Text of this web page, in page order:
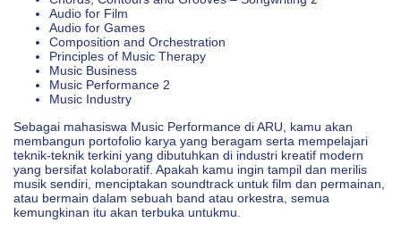
Audio for Film
Audio for Games
Composition and Orchestration
Principles of Music Therapy
Music Business
Music Performance 2
Music Industry
Sebagai mahasiswa Music Performance di ARU, kamu akan
membangun portofolio karya yang beragam serta mempelajari
teknik-teknik terkini yang dibutuhkan di industri kreatif modern
yang bersifat kolaboratif. Apakah kamu ingin tampil dan merilis
musik sendiri, menciptakan soundtrack untuk film dan permainan,
atau bermain dalam sebuah band atau orkestra, semua
kemungkinan itu akan terbuka untukmu.